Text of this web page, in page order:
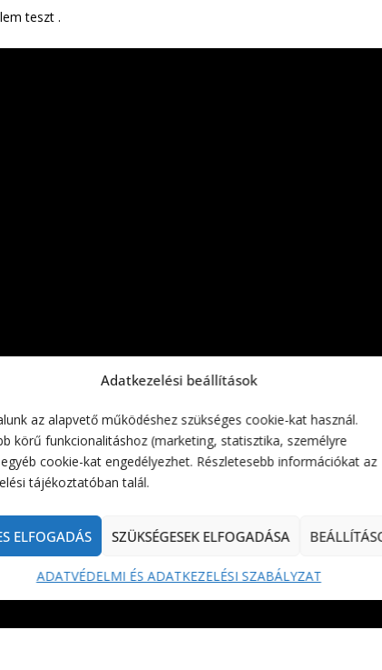
Adatkezelési beállítások
az alapvető működéshez szükséges cookie-kat használ.
körű funkcionalitáshoz (marketing, statisztika, személyre
cookie-kat engedélyezhet. Részletesebb információkat az
tájékoztatóban talál.
ELFOGADÁS SZÜKSÉGESEK ELFOGADÁSA
ADATVÉDELMI ÉS ADATKEZELÉSI SZABÁLYZAT
teszt .